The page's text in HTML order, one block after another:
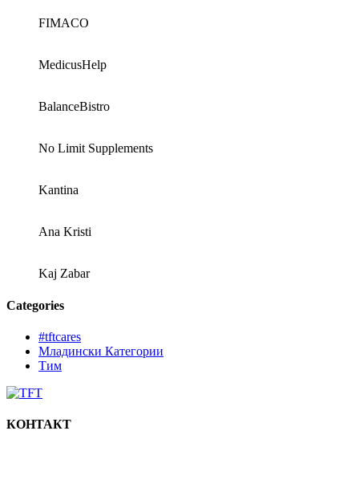
FIMACO
MedicusHelp
BalanceBistro
No Limit Supplements
Kantina
Ana Kristi
Kaj Zabar
Categories
#tftcares
Младински Категории
Тим
КОНТАКТ